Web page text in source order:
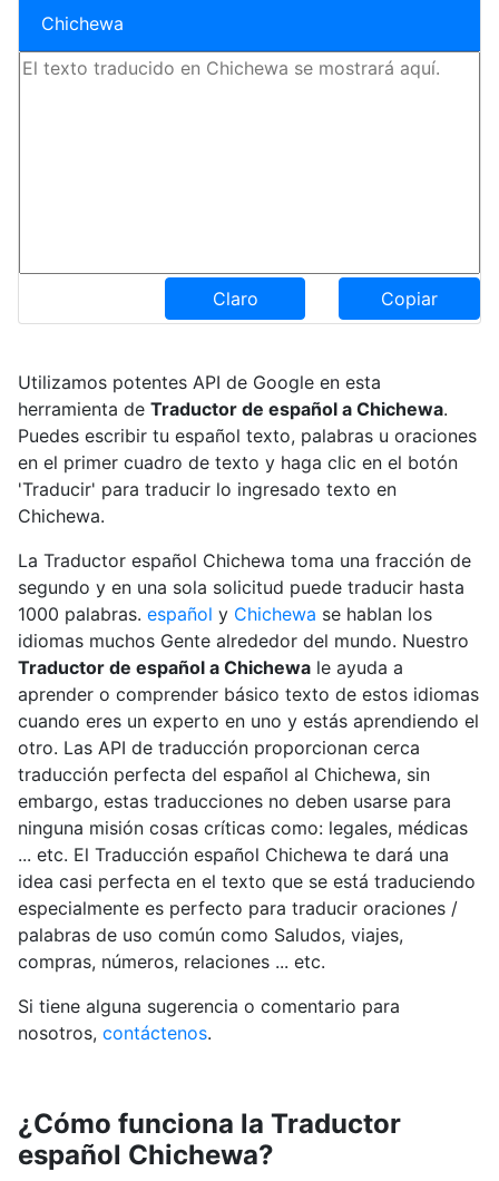
Chichewa
Claro Copiar
Utilizamos potentes API de Google en esta
herramienta de Traductor de español a Chichewa.
Puedes escribir tu español texto, palabras u oraciones
en el primer cuadro de texto y haga clic en el botón
'Traducir' para traducir lo ingresado texto en
Chichewa.
La Traductor español Chichewa toma una fracción de
segundo y en una sola solicitud puede traducir hasta
1000 palabras. español y Chichewa se hablan los
idiomas muchos Gente alrededor del mundo. Nuestro
Traductor de español a Chichewale ayuda a
aprender o comprender básico texto de estos idiomas
cuando eres un experto en uno y estás aprendiendo el
otro. Las API de traducción proporcionan cerca
traducción perfecta del español al Chichewa, sin
embargo, estas traducciones no deben usarse para
ninguna misión cosas críticas como: legales, médicas
... etc. El Traducción español Chichewa te dará una
idea casi perfecta en el texto que se está traduciendo
especialmente es perfecto para traducir oraciones /
palabras de uso común como Saludos, viajes,
compras, números, relaciones ... etc.
Si tiene alguna sugerencia o comentario para
nosotros, contáctenos.
¿Cómo funciona la Traductor
español Chichewa?